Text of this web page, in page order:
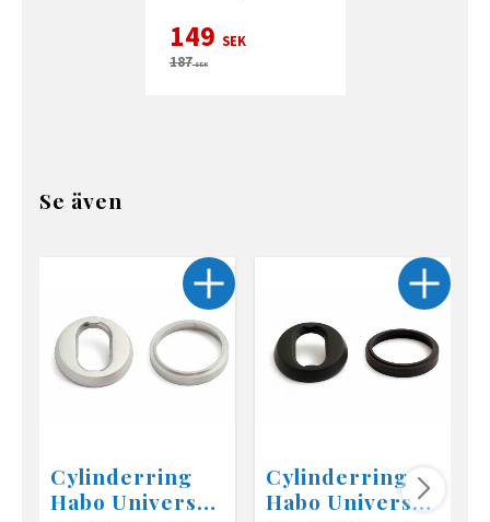
149 SEK
187SEK
Se även
Cylinderring
Habo Universal,
Cylinderring
Habo Universal,